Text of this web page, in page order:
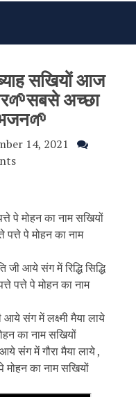
सखियों आज
अच्छा
14, 2021
पे मोहन का नाम सखियों
पे मोहन का नाम
आये संग में रिद्धि सिद्धि
पत्ते पे मोहन का नाम
आये संग में लक्ष्मी मैया लाये
का नाम सखियों
संग में गौरा मैया लाये ,
मोहन का नाम सखियों